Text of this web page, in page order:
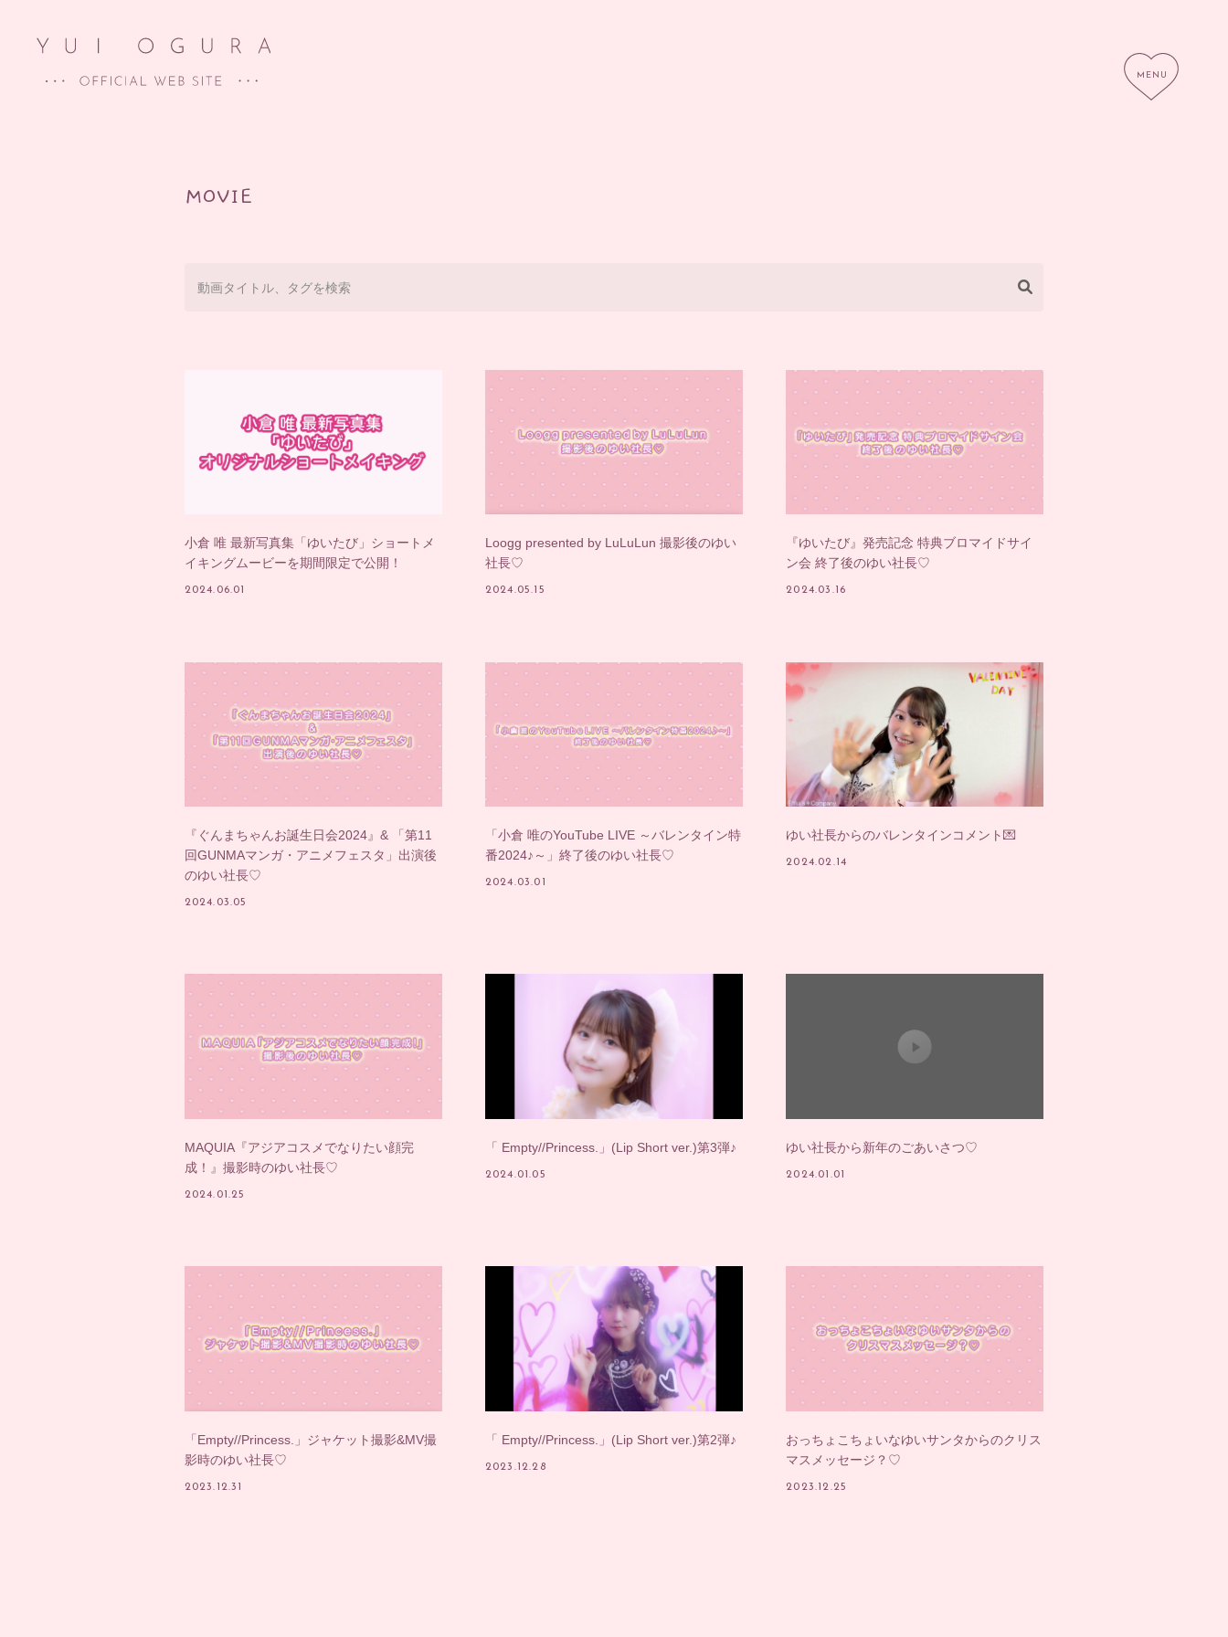
SCHEDULE
DISCOGRAPHY
入社 出社
MAIL&BIRTHDAY MAIL
MOVIE
小倉 唯 最新写真集「ゆいたび」ショートメ
イキングムービーを期間限定で公開！
2024.06.01
Loogg presented by LuLuLun 撮影後のゆい
社長♡
2024.05.15
『ゆいたび』発売記念 特典ブロマイドサイ
ン会 終了後のゆい社長♡
2024.03.16
『ぐんまちゃんお誕生日会2024』& 「第11
回GUNMAマンガ・アニメフェスタ」出演後
のゆい社長♡
2024.03.05
「小倉 唯のYouTube LIVE ～バレンタイン特
番2024♪～」終了後のゆい社長♡
2024.03.01
ゆい社長からのバレンタインコメント💌
2024.02.14
MAQUIA『アジアコスメでなりたい顔完
成！』撮影時のゆい社長♡
2024.01.25
「 Empty//Princess.」(Lip Short ver.)第3弾♪
2024.01.05
ゆい社長から新年のごあいさつ♡
2024.01.01
「Empty//Princess.」ジャケット撮影&MV撮
影時のゆい社長♡
2023.12.31
「 Empty//Princess.」(Lip Short ver.)第2弾♪
2023.12.28
おっちょこちょいなゆいサンタからのクリス
マスメッセージ？♡
2023.12.25